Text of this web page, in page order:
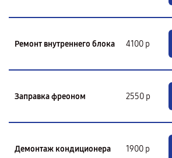
Ремонт внутреннего блока 4100 р
Заправка фреоном 2550 р
Демонтаж кондиционера 1900 р